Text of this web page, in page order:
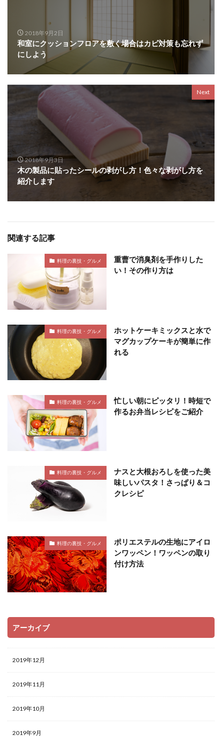
2018年9月2日
和室にクッションフロアを敷く場合はカビ対策も忘れず
にしよう
Next
2018年9月3日
木の製品に貼ったシールの剥がし方！色々な剥がし方を
紹介します
関連する記事
料理の裏技・グルメ
重曹で消臭剤を手作りした
い！その作り方は
料理の裏技・グルメ
ホットケーキミックスと水で
マグカップケーキが簡単に作
れる
料理の裏技・グルメ
忙しい朝にピッタリ！時短で
作るお弁当レシピをご紹介
料理の裏技・グルメ
ナスと大根おろしを使った美
味しいパスタ！さっぱり＆コ
クレシピ
料理の裏技・グルメ
ポリエステルの生地にアイロ
ンワッペン！ワッペンの取り
付け方法
アーカイブ
2019年12月
2019年11月
2019年10月
2019年9月